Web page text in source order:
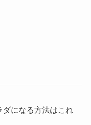
になる方法はこれ